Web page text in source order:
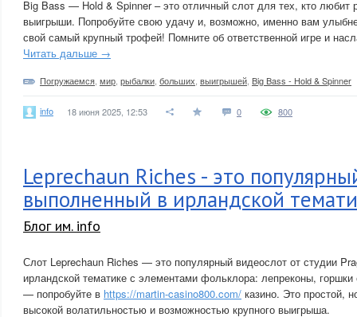
Big Bass — Hold & Spinner – это отличный слот для тех, кто любит
выигрыши. Попробуйте свою удачу и, возможно, именно вам
свой самый крупный трофей! Помните об ответственной игре и
Читать дальше →
Погружаемся мир рыбалки больших выигрышей Big Bass - Hold & Spinner
info 18 июня 2025, 12:53 0 800
Leprechaun Riches - это
выполненный в ирландской
Блог им. info
Слот Leprechaun Riches — это популярный видеослот от студии
ирландской тематике с элементами фольклора: лепреконы,
— попробуйте в https://martin-casino800.com/ казино. Это простой,
высокой волатильностью и возможностью крупного выигрыша.